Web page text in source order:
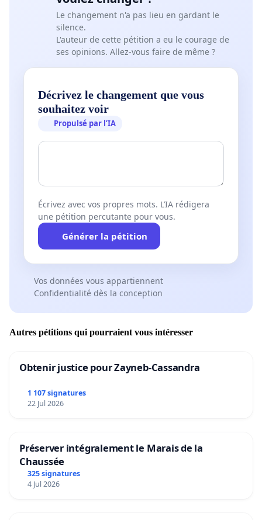
Le changement n'a pas lieu en gardant le
silence.
L'auteur de cette pétition a eu le courage de
ses opinions. Allez-vous faire de même ?
Décrivez le changement que vous
souhaitez voir
Propulsé par l’IA
Écrivez avec vos propres mots. L’IA rédigera
une pétition percutante pour vous.
Générer la pétition
Vos données vous appartiennent
Confidentialité dès la conception
Autres pétitions qui pourraient vous intéresser
Obtenir justice pour Zayneb-Cassandra
1 107 signatures
22 Jul 2026
Préserver intégralement le Marais de la
Chaussée
325 signatures
4 Jul 2026